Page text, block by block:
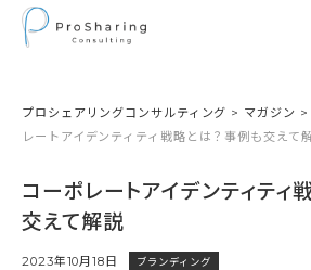
プロシェアリングコンサルティング > マガジン >
レートアイデンティティ戦略とは？事例も交えて
コーポレートアイデンティティ
交えて解説
2023年10月18日 ブランディング